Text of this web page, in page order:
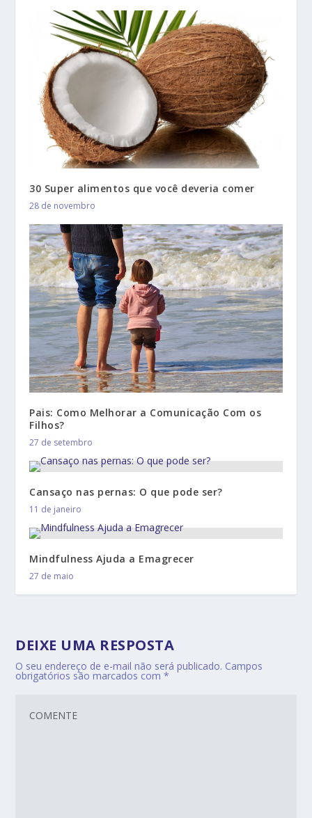
30 Super alimentos que você deveria comer
28 de novembro
Pais: Como Melhorar a Comunicação Com os
Filhos?
27 de setembro
Cansaço nas pernas: O que pode ser?
11 de janeiro
Mindfulness Ajuda a Emagrecer
27 de maio
DEIXE UMA RESPOSTA
O seu endereço de e-mail não será publicado. Campos
obrigatórios são marcados com*